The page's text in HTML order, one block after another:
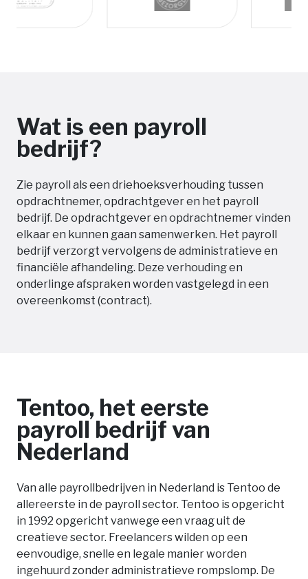
Wat is een payroll
bedrijf?
Zie payroll als een driehoeksverhouding tussen
opdrachtnemer, opdrachtgever en het payroll
bedrijf. De opdrachtgever en opdrachtnemer vinden
elkaar en kunnen gaan samenwerken. Het payroll
bedrijf verzorgt vervolgens de administratieve en
financiële afhandeling. Deze verhouding en
onderlinge afspraken worden vastgelegd in een
overeenkomst (contract).
Tentoo, het eerste
payroll bedrijf van
Nederland
Van alle payrollbedrijven in Nederland is Tentoo de
allereerste in de payroll sector. Tentoo is opgericht
in 1992 opgericht vanwege een vraag uit de
creatieve sector. Freelancers wilden op een
eenvoudige, snelle en legale manier worden
ingehuurd zonder administratieve rompslomp. De